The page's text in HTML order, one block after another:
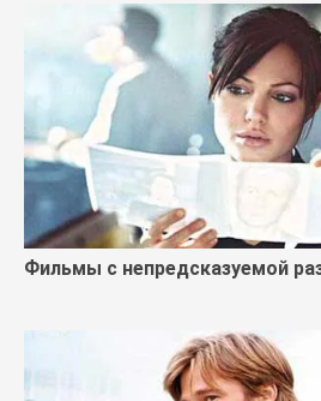
Фильмы с непредсказуемой